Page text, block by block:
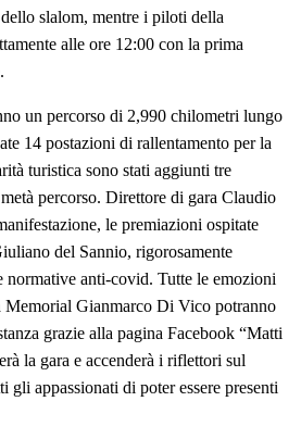
slalom, mentre i piloti della
alle ore 12:00 con la prima
un percorso di 2,990 chilometri lungo
14 postazioni di rallentamento per la
turistica sono stati aggiunti tre
percorso. Direttore di gara Claudio
le premiazioni ospitate
del Sannio, rigorosamente
normative anti-covid. Tutte le emozioni
Gianmarco Di Vico potranno
grazie alla pagina Facebook “Matti
la gara e accenderà i riflettori sul
gli appassionati di poter essere presenti